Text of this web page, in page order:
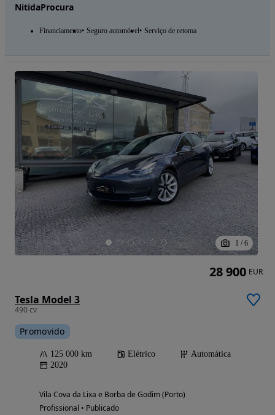
NitidaProcura
Financiamento Seguro automóvel Serviço de retoma
1 / 6
Tesla Model 3
490 cv
Promovido
125 000 km Elétrico
Automática
2020
Vila Cova da Lixa e Borba de Godim (Porto)
Profissional • Publicado
28 900 EUR